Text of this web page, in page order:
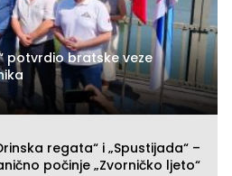
potvrdio bratske veze
regata“ i „Spustijada“ –
počinje „Zvorničko ljeto“